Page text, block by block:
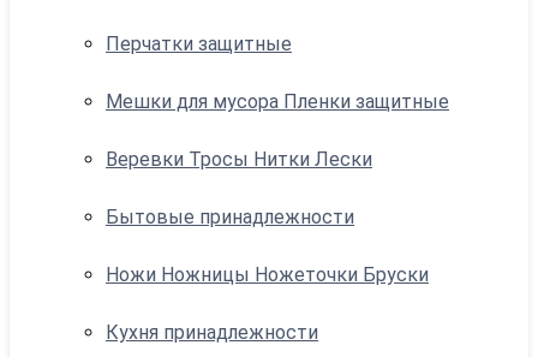
Перчатки защитные
Мешки для мусора Пленки защитные
Веревки Тросы Нитки Лески
Бытовые принадлежности
Ножи Ножницы Ножеточки Бруски
Кухня принадлежности